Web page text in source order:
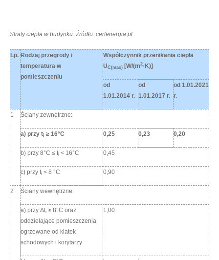
Straty ciepła w budynku. Źródło: certenergia.pl
Lp. Rodzaj przegrody i
temperatura w
pomieszczeniu
Współczynnik przenikania ciepła
UC(max) [W/(m2·K)]
od
1.01.2014 r.
od
1.01.2017 r.
od 1.01.2021
r.
1 Ściany zewnętrzne:
a) przy ti ≥ 16°C 0,25 0,23 0,20
b) przy 8°C ≤ ti < 16°C 0,45
c) przy ti < 8 °C 0,90
2 Ściany wewnętrzne:
a) przy Δti ≥ 8°C oraz
oddzielające pomieszczenia
ogrzewane od klatek
schodowych i korytarzy
1,00